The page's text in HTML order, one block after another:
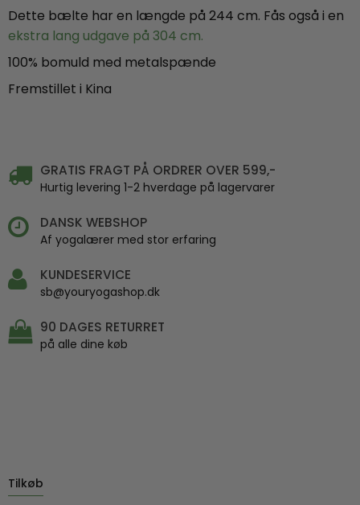
Dette bælte har en længde på 244 cm. Fås også i en
ekstra lang udgave på 304 cm.
100% bomuld med metalspænde
Fremstillet i Kina
GRATIS FRAGT PÅ ORDRER OVER 599,-
Hurtig levering 1-2 hverdage på lagervarer
DANSK WEBSHOP
Af yogalærer med stor erfaring
KUNDESERVICE
sb@youryogashop.dk
90 DAGES RETURRET
på alle dine køb
Tilkøb